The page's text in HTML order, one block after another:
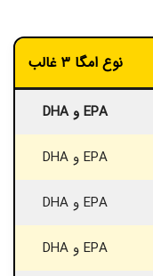
نوع امگا ۳ غالب
EPA و DHA
EPA و DHA
EPA و DHA
EPA و DHA